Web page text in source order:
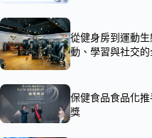
從健身房到運動
動、學習與社交的
保健食品食品化
獎